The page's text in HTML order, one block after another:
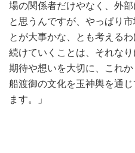
場の関係者だけやなく、外
と思うんですが、やっぱり
とが大事かな、とも考えるわ
続けていくことは、それな
期待や想いを大切に、これ
船渡御の文化を玉神輿を通
ます。」